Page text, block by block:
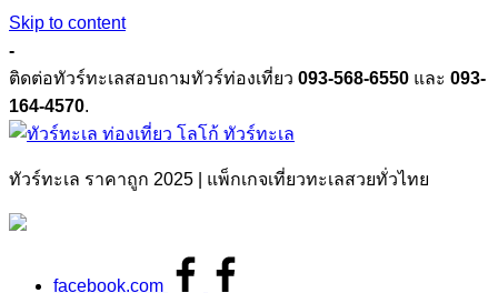
Skip to content
-
ติดต่อทัวร์ทะเลสอบถามทัวร์ท่องเที่ยว 093-568-6550 และ 093-
164-4570.
ทัวร์ทะเล
ทัวร์ทะเล ราคาถูก 2025 | แพ็กเกจเที่ยวทะเลสวยทั่วไทย
facebook.com